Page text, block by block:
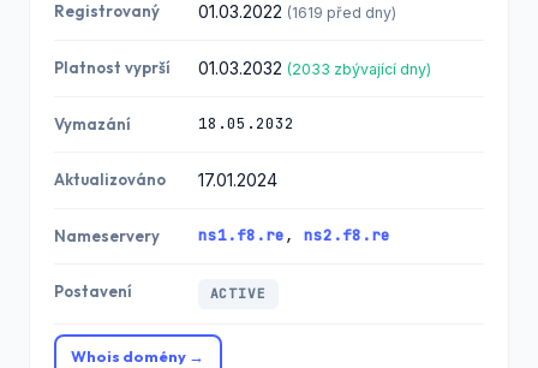
Registrovaný 01.03.2022 (1619 před dny)
Platnost vyprší 01.03.2032 (2033 zbývající dny)
Vymazání 18.05.2032
Aktualizováno 17.01.2024
Nameservery ns1.f8.re, ns2.f8.re
Postavení ACTIVE
Whois domény →